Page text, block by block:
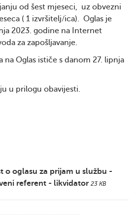
od šest mjeseci, uz obvezni
( 1 izvršitelj/ica). Oglas je
2023. godine na Internet
za zapošljavanje.
na Oglas ističe s danom 27. lipnja
u prilogu obavijesti.
o oglasu za prijam u službu -
referent - likvidator 23 KB